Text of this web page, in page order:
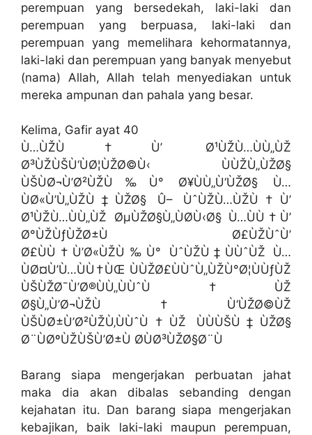
perempuan yang bersedekah, laki-laki dan
perempuan yang berpuasa, laki-laki dan
perempuan yang memelihara kehormatannya,
laki-laki dan perempuan yang banyak menyebut
(nama) Allah, Allah telah menyediakan untuk
mereka ampunan dan pahala yang besar.
Kelima, Gafir ayat 40
Ù…ÙŽÙ†Ù’ Ø¹ÙŽÙ…ÙÙ„ÙŽ
Ø³ÙŽÙŠÙ‘ÙØ¦ÙŽØ©Ù‹ ÙÙŽÙ„ÙŽØ§
ÙŠÙØ¬Ù’Ø²ÙŽÙ‰Ù° Ø¥ÙÙ„Ù‘ÙŽØ§ Ù…
ÙØ«Ù’Ù„ÙŽÙ‡ÙŽØ§ Û– ÙˆÙŽÙ…ÙŽÙ†Ù’
Ø¹ÙŽÙ…ÙÙ„ÙŽ ØµÙŽØ§Ù„ÙØ­Ù‹Ø§ Ù…ÙÙ†Ù’
Ø°ÙŽÙƒÙŽØ±Ù Ø£ÙŽÙˆÙ’
Ø£ÙÙ†Ù’Ø«ÙŽÙ‰Ù° ÙˆÙŽÙ‡ÙÙˆÙŽ Ù…
ÙØ¤Ù’Ù…ÙÙ†ÙŒ ÙÙŽØ£ÙÙˆÙ„ÙŽÙ°Ø¦ÙÙƒÙŽ
ÙŠÙŽØ¯Ù’Ø®ÙÙ„ÙÙˆÙ†ÙŽ
Ø§Ù„Ù’Ø¬ÙŽÙ†Ù‘ÙŽØ©ÙŽ
ÙŠÙØ±Ù’Ø²ÙŽÙ‚ÙÙˆÙ†ÙŽ ÙÙÙŠÙ‡ÙŽØ§
Ø¨ÙØºÙŽÙŠÙ’Ø±Ù Ø­ÙØ³ÙŽØ§Ø¨Ù
Barang siapa mengerjakan perbuatan jahat
maka dia akan dibalas sebanding dengan
kejahatan itu. Dan barang siapa mengerjakan
kebajikan, baik laki-laki maupun perempuan,